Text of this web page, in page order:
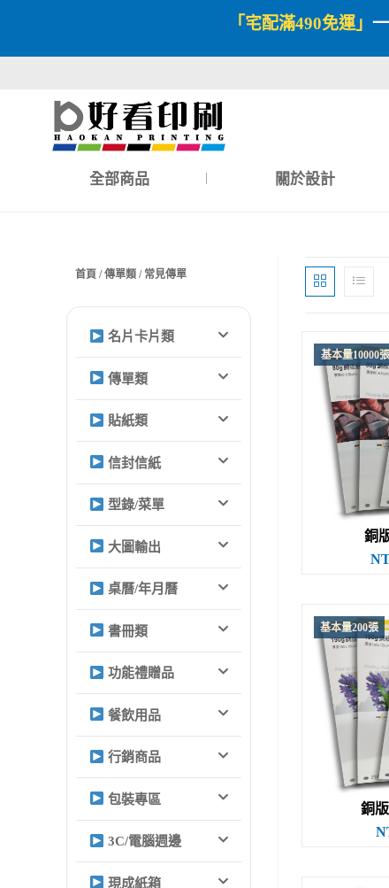
「宅配滿490免運」
全部商品 關於設計
基本量10000張
銅
基本量200張
銅
首頁/傳單類/ 常見傳單
名片卡片類
傳單類
貼紙類
信封信紙
型錄/菜單
大圖輸出
桌曆/年月曆
書冊類
功能禮贈品
餐飲用品
行銷商品
包裝專區
3C/電腦週邊
現成紙箱